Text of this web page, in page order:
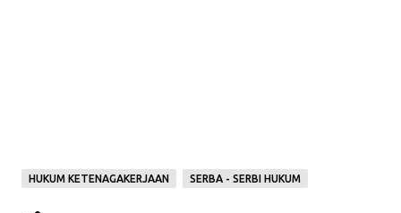
HUKUM KETENAGAKERJAAN SERBA - SERBI HUKUM